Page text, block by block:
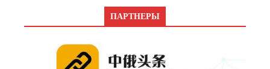
ПАРТНЕРЫ